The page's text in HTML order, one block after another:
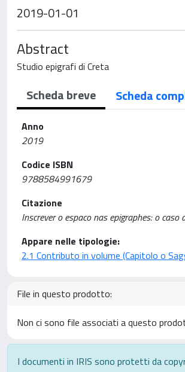
2019-01-01
Abstract
Studio epigrafi di Creta
Scheda breve Scheda
Anno
2019
Codice ISBN
9788584991679
Citazione
Inscrever o espaco nas epigraphes: o
Appare nelle tipologie:
2.1 Contributo in volume (Capitolo o
File in questo prodotto:
Non ci sono file associati a questo
I documenti in IRIS sono protetti da